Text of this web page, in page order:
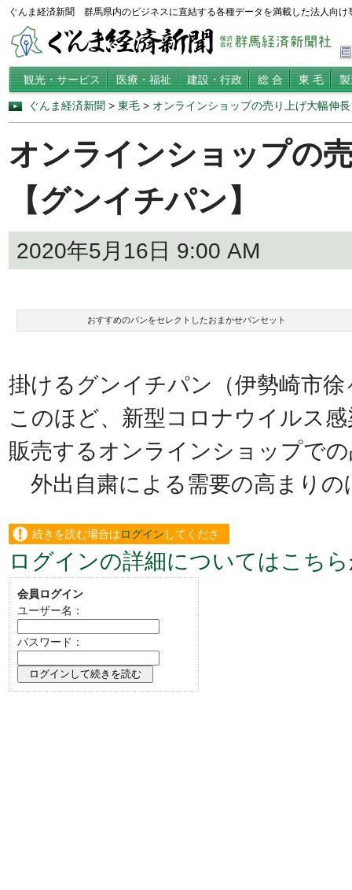
ぐんま経済新聞 群馬県内のビジネスに直結する各種データを満載した法人向け
観光・サービス 医療・福祉 建設・行政 総 合 東 毛
ぐんま経済新聞 > 東毛 > オンラインショップの売り上げ大幅伸
オンラインショップの
【グンイチパン】
2020年5月16日 9:00 AM
おすすめのパンをセレクトしたおまかせパンセット
掛けるグンイチパン（伊勢崎市
このほど、新型コロナウイルス
販売するオンラインショップで
外出自粛による需要の高まりの
続きを読む場合はログイン してくださ
い。
ログインの詳細についてはこちら
会員ログイン
ユーザー名：
パスワード：